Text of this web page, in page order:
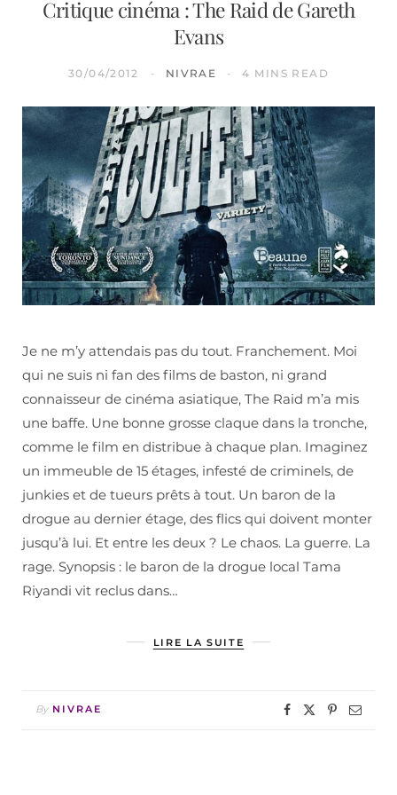
Critique cinéma : The Raid de Gareth
Evans
30/04/2012 NIVRAE 4 MINS READ
Je ne m’y attendais pas du tout. Franchement. Moi
qui ne suis ni fan des films de baston, ni grand
connaisseur de cinéma asiatique, The Raid m’a mis
une baffe. Une bonne grosse claque dans la tronche,
comme le film en distribue à chaque plan. Imaginez
un immeuble de 15 étages, infesté de criminels, de
junkies et de tueurs prêts à tout. Un baron de la
drogue au dernier étage, des flics qui doivent monter
jusqu’à lui. Et entre les deux ? Le chaos. La guerre. La
rage. Synopsis : le baron de la drogue local Tama
Riyandi vit reclus dans…
LIRE LA SUITE
By NIVRAE